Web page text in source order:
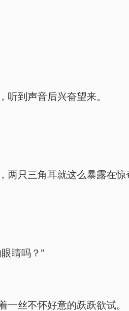
到声音后兴奋望来。
只三角耳就这么暴露在惊
睛吗？”
丝不怀好意的跃跃欲试。